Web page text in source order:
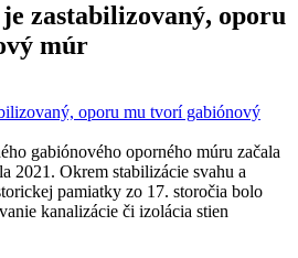
zastabilizovaný, oporu
múr
gabiónového oporného múru začala
2021. Okrem stabilizácie svahu a
pamiatky zo 17. storočia bolo
kanalizácie či izolácia stien